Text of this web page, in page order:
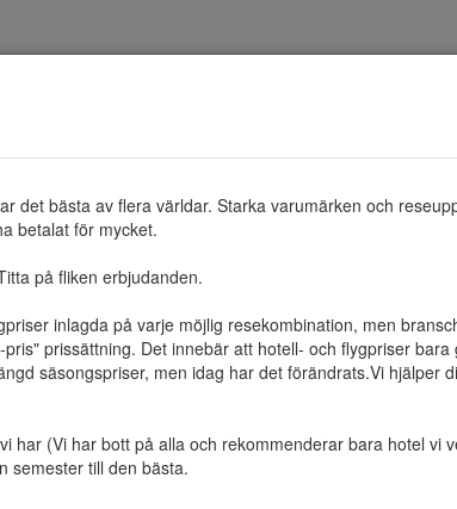
det bästa av flera världar. Starka varumärken och
betalat för mycket.
på fliken erbjudanden.
inlagda på varje möjlig resekombination, men
prissättning. Det innebär att hotell- och flygpriser bara
säsongspriser, men idag har det förändrats.Vi hjälper
har (Vi har bott på alla och rekommenderar bara hotel vi
semester till den bästa.